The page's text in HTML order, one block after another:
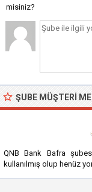
misiniz?
ŞUBE MÜŞTERI
QNB Bank Bafra
kullanılmış olup henüz